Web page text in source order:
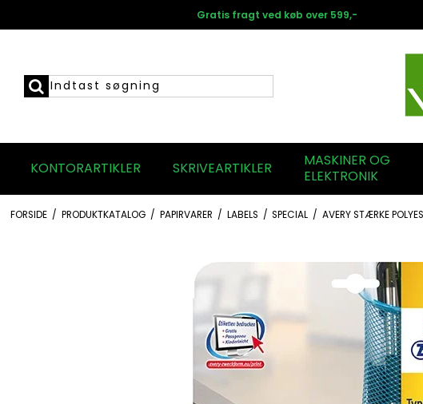
Gratis fragt ved køb over 599,-
KONTORARTIKLER SKRIVEARTIKLER
MASKINER OG
ELEKTRONIK
FORSIDE / PRODUKTKATALOG / PAPIRVARER / LABELS / SPECIAL / AVERY STÆRKE